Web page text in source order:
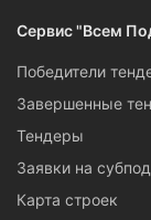
Сервис "Всем
Победители
Завершенные
Тендеры
Заявки на
Карта строек